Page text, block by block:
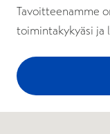
Tavoitteenamme
toimintakykyäsi ja